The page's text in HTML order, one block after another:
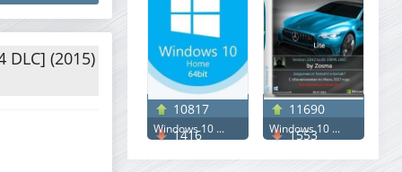
DLC] (2015)
10817
1416
Windows 10 ...
11690
1553
Windows 10 ...